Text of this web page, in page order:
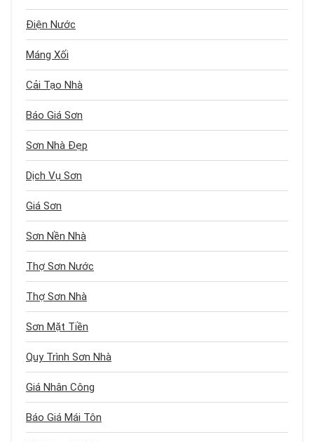
Điện Nước
Máng Xối
Cải Tạo Nhà
Báo Giá Sơn
Sơn Nhà Đẹp
Dịch Vụ Sơn
Giá Sơn
Sơn Nền Nhà
Thợ Sơn Nước
Thợ Sơn Nhà
Sơn Mặt Tiền
Quy Trình Sơn Nhà
Giá Nhân Công
Báo Giá Mái Tôn